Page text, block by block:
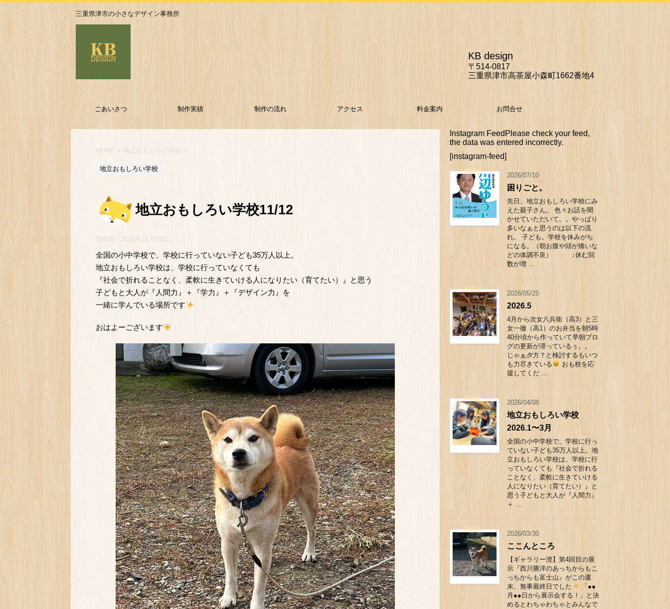
三重県津市の小さなデザイン事務所
KB design
〒514-0817
三重県津市高茶屋小森町1662番地4
ごあいさつ 制作実績 制作の流れ アクセス 料金案内 お問合せ
HOME > 地立おもしろい学校 >
地立おもしろい学校
地立おもしろい学校11/12
投稿日： 2025年11月13日
全国の小中学校で、学校に行っていない子ども35万人以上。
地立おもしろい学校は、学校に行っていなくても
『社会で折れることなく、柔軟に生きていける人になりたい（育てたい）』と思う
子どもと大人が『人間力』＋『学力』＋『デザイン力』を
一緒に学んでいる場所です
おはよーございます
Instagram FeedPlease check your feed,
the data was entered incorrectly.
[instagram-feed]
2026/07/10
困りごと。
先日、地立おもしろい学校にみ
えた親子さん。 色々お話を聞
かせていただいて。。やっぱり
多いなぁと思うのは以下の流
れ。 子ども。学校を休みがち
になる。（朝お腹や頭が痛いな
どの体調不良） ↓休む回
数が増 ...
2026/05/25
2026.5
4月から次女八兵衛（高3）と三
女一徹（高1）のお弁当を朝5時
40分頃から作っていて早朝ブロ
グの更新が滞っているぅ。。
じゃぁ夕方？と検討するもいつ
も力尽きている
おも校を応
援してくだ ...
2026/04/08
地立おもしろい学校
2026.1〜3月
全国の小中学校で、学校に行っ
ていない子ども35万人以上。地
立おもしろい学校は、学校に行
っていなくても『社会で折れる
ことなく、柔軟に生きていける
人になりたい（育てたい）』と
思う子どもと大人が『人間力』
＋ ...
2026/03/30
ここんところ
【ギャラリー澄】第4回目の展
示『西川勝洋のあっちからもこ
っちからも富士山』がこの週
末、無事最終日でした
「●●
月●●日から展示会する！」と決
めるとわちゃわちゃとみんなで